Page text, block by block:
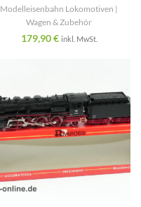
Modelleisenbahn Lokomotiven |
Wagen & Zubehör
179,90€ inkl. MwSt.